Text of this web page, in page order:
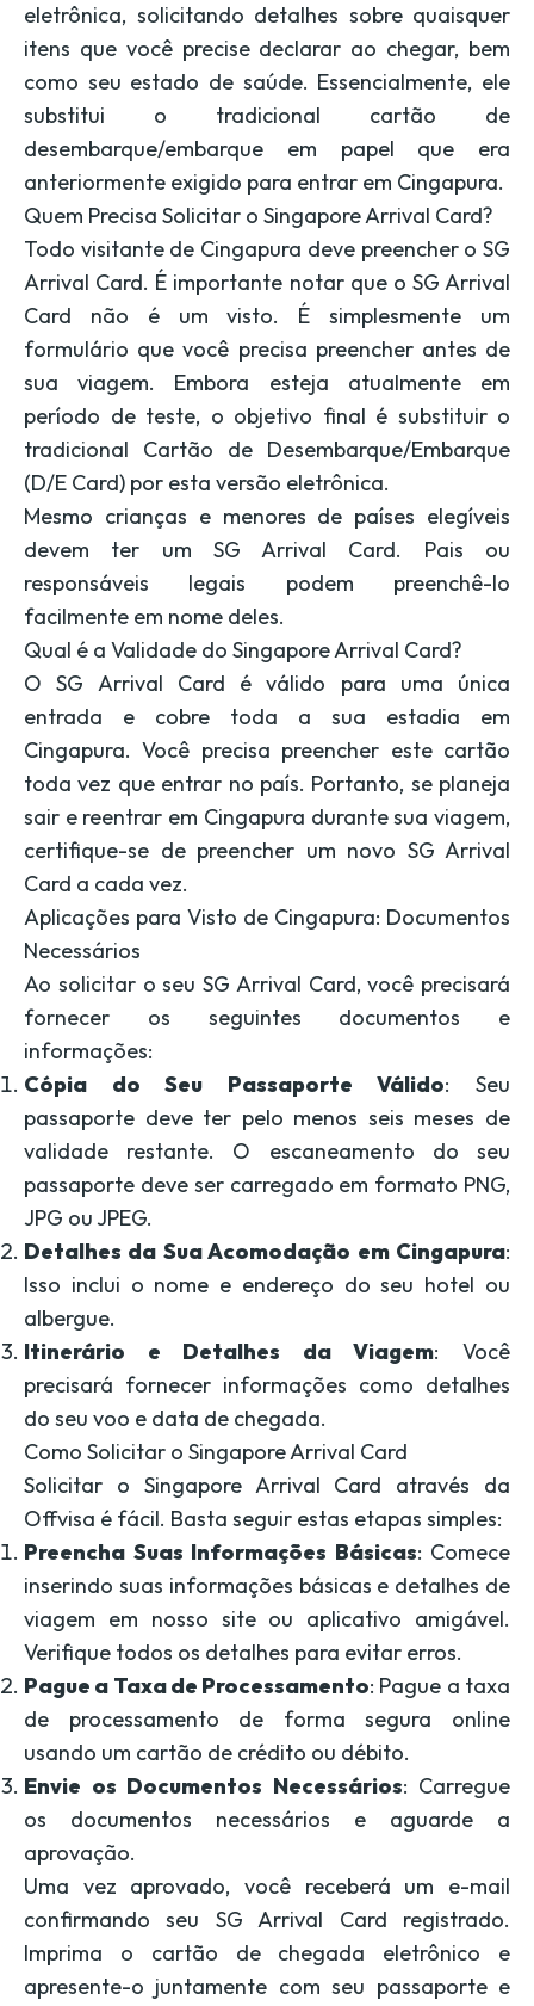
eletrônica, solicitando detalhes sobre quaisquer
itens que você precise declarar ao chegar, bem
como seu estado de saúde. Essencialmente, ele
substitui o tradicional cartão de
desembarque/embarque em papel que era
anteriormente exigido para entrar em Cingapura.
Quem Precisa Solicitar o Singapore Arrival Card?
Todo visitante de Cingapura deve preencher o SG
Arrival Card. É importante notar que o SG Arrival
Card não é um visto. É simplesmente um
formulário que você precisa preencher antes de
sua viagem. Embora esteja atualmente em
período de teste, o objetivo final é substituir o
tradicional Cartão de Desembarque/Embarque
(D/E Card) por esta versão eletrônica.
Mesmo crianças e menores de países elegíveis
devem ter um SG Arrival Card. Pais ou
responsáveis legais podem preenchê-lo
facilmente em nome deles.
Qual é a Validade do Singapore Arrival Card?
O SG Arrival Card é válido para uma única
entrada e cobre toda a sua estadia em
Cingapura. Você precisa preencher este cartão
toda vez que entrar no país. Portanto, se planeja
sair e reentrar em Cingapura durante sua viagem,
certifique-se de preencher um novo SG Arrival
Card a cada vez.
Aplicações para Visto de Cingapura: Documentos
Necessários
Ao solicitar o seu SG Arrival Card, você precisará
fornecer os seguintes documentos e
informações:
Cópia do Seu Passaporte Válido: Seu
passaporte deve ter pelo menos seis meses de
validade restante. O escaneamento do seu
passaporte deve ser carregado em formato PNG,
JPG ou JPEG.
Detalhes da Sua Acomodação em Cingapura:
Isso inclui o nome e endereço do seu hotel ou
albergue.
Itinerário e Detalhes da Viagem: Você
precisará fornecer informações como detalhes
do seu voo e data de chegada.
Como Solicitar o Singapore Arrival Card
Solicitar o Singapore Arrival Card através da
Offvisa é fácil. Basta seguir estas etapas simples:
Preencha Suas Informações Básicas: Comece
inserindo suas informações básicas e detalhes de
viagem em nosso site ou aplicativo amigável.
Verifique todos os detalhes para evitar erros.
Pague a Taxa de Processamento: Pague a taxa
de processamento de forma segura online
usando um cartão de crédito ou débito.
Envie os Documentos Necessários: Carregue
os documentos necessários e aguarde a
aprovação.
Uma vez aprovado, você receberá um e-mail
confirmando seu SG Arrival Card registrado.
Imprima o cartão de chegada eletrônico e
apresente-o juntamente com seu passaporte e